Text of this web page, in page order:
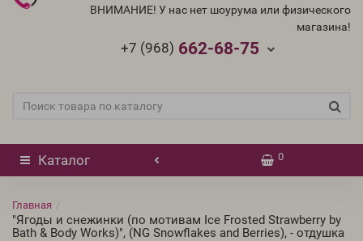
ВНИМАНИЕ! У нас нет шоурума или физического
магазина!
+7 (968) 662-68-75
Каталог 0
Главная
"Ягоды и снежинки (по мотивам Ice Frosted Strawberry by
Bath & Body Works)", (NG Snowflakes and Berries), - отдушка